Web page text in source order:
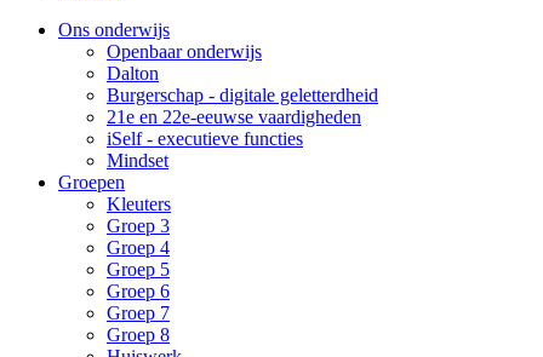
Ons onderwijs
Openbaar onderwijs
Dalton
Burgerschap - digitale geletterdheid
21e en 22e-eeuwse vaardigheden
iSelf - executieve functies
Mindset
Groepen
Kleuters
Groep 3
Groep 4
Groep 5
Groep 6
Groep 7
Groep 8